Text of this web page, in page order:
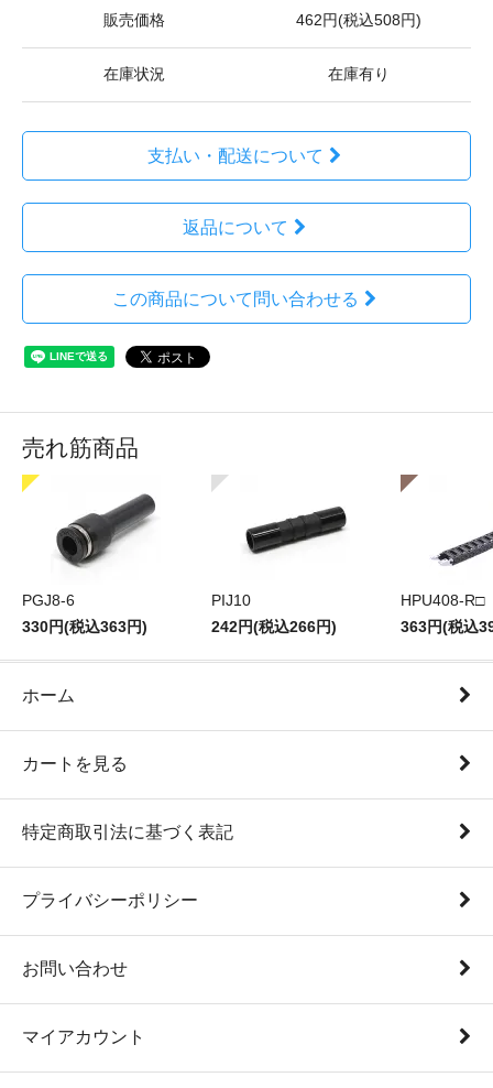
販売価格 462円(税込508円)
在庫状況 在庫有り
支払い・配送について
返品について
この商品について問い合わせる
売れ筋商品
PGJ8-6
330円(税込363円)
PIJ10
242円(税込266円)
HPU408-R□
363円(税込
ホーム
カートを見る
特定商取引法に基づく表記
プライバシーポリシー
お問い合わせ
マイアカウント